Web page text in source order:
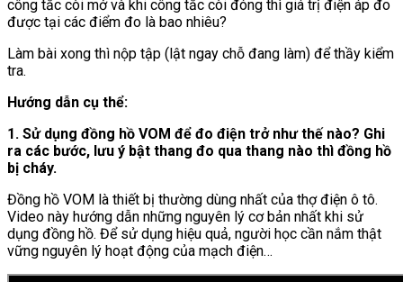
công tắc còi mở và khi công tắc còi đóng thì giá trị điện áp đo
được tại các điểm đo là bao nhiêu?
Làm bài xong thì nộp tập (lật ngay chỗ đang làm) để thầy kiểm
tra.
Hướng dẫn cụ thể:
1. Sử dụng đồng hồ VOM để đo điện trở như thế nào? Ghi
ra các bước, lưu ý bật thang đo qua thang nào thì đồng hồ
bị cháy.
Đồng hồ VOM là thiết bị thường dùng nhất của thợ điện ô tô.
Video này hướng dẫn những nguyên lý cơ bản nhất khi sử
dụng đồng hồ. Để sử dụng hiệu quả, người học cần nắm thật
vững nguyên lý hoạt động của mạch điện…